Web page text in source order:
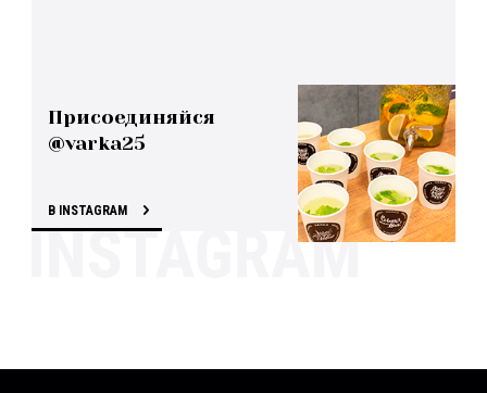
Присоединяйся
@varka25
В INSTAGRAM